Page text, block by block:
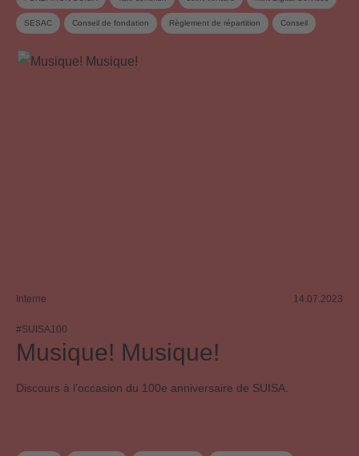
SESAC Conseil de fondation Règlement de répartition Conseil
Interne 14.07.2023
#SUISA100
Musique! Musique!
Discours à l’occasion du 100e anniversaire de SUISA.